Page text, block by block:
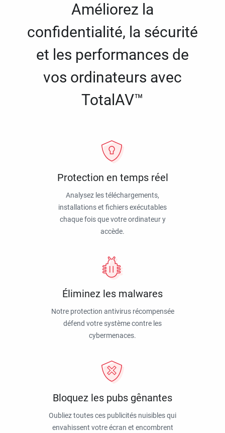
Améliorez la
confidentialité, la sécurité
et les performances de
vos ordinateurs avec
TotalAV™
Protection en temps réel
Analysez les téléchargements,
installations et fichiers exécutables
chaque fois que votre ordinateur y
accède.
Éliminez les malwares
Notre protection antivirus récompensée
défend votre système contre les
cybermenaces.
Bloquez les pubs gênantes
Oubliez toutes ces publicités nuisibles qui
envahissent votre écran et encombrent